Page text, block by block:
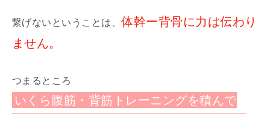
繋げないということは、体幹ー背骨に力は伝わり
ません。
つまるところ
いくら腹筋・背筋トレーニングを積んで